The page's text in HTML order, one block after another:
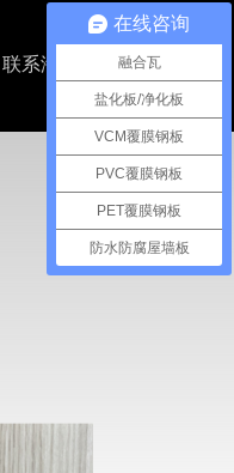
联系海美
在线咨询
融合瓦
盐化板/净化板
VCM覆膜钢板
PVC覆膜钢板
PET覆膜钢板
防水防腐屋墙板